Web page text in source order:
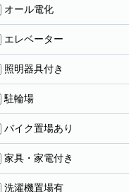
オール電化
エレベーター
照明器具付き
駐輪場
バイク置場あり
家具・家電付き
洗濯機置場有